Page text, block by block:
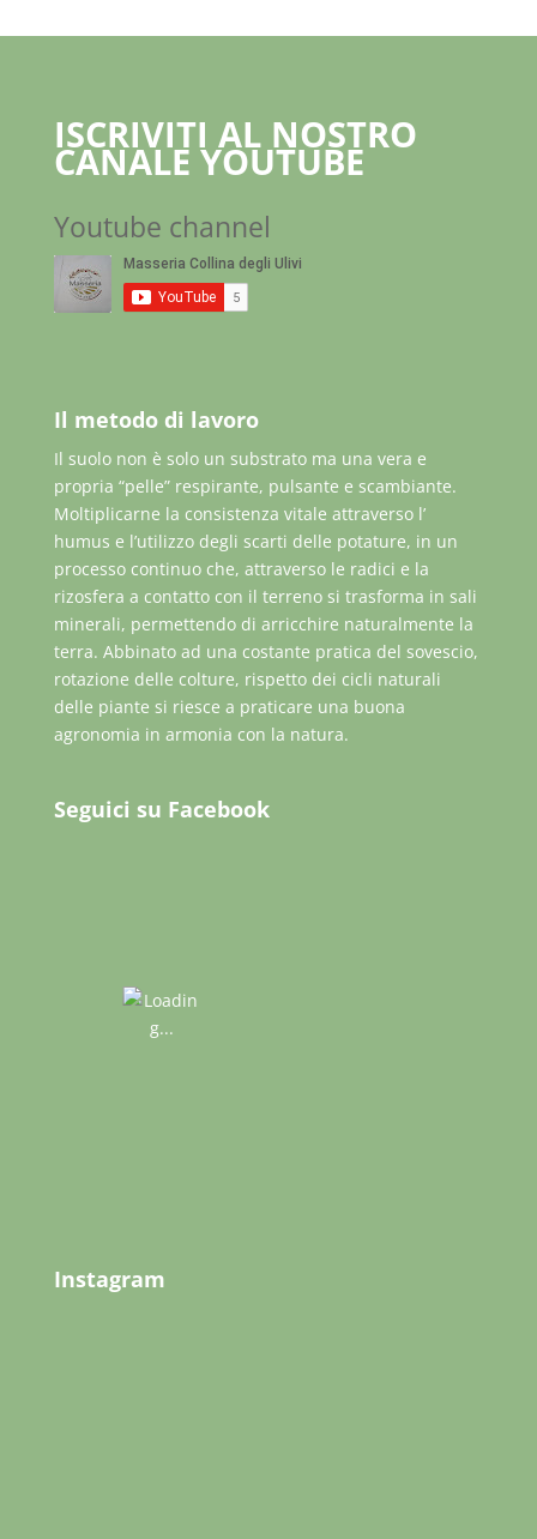
ISCRIVITI AL NOSTRO
CANALE YOUTUBE
Youtube channel
Il metodo di lavoro
Il suolo non è solo un substrato ma una vera e
propria “pelle” respirante, pulsante e scambiante.
Moltiplicarne la consistenza vitale attraverso l’
humus e l’utilizzo degli scarti delle potature, in un
processo continuo che, attraverso le radici e la
rizosfera a contatto con il terreno si trasforma in sali
minerali, permettendo di arricchire naturalmente la
terra. Abbinato ad una costante pratica del sovescio,
rotazione delle colture, rispetto dei cicli naturali
delle piante si riesce a praticare una buona
agronomia in armonia con la natura.
Seguici su Facebook
Instagram